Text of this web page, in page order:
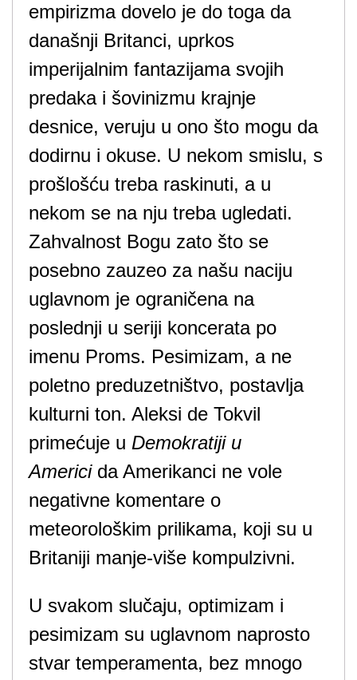
empirizma dovelo je do toga da
današnji Britanci, uprkos
imperijalnim fantazijama svojih
predaka i šovinizmu krajnje
desnice, veruju u ono što mogu da
dodirnu i okuse. U nekom smislu, s
prošlošću treba raskinuti, a u
nekom se na nju treba ugledati.
Zahvalnost Bogu zato što se
posebno zauzeo za našu naciju
uglavnom je ograničena na
poslednji u seriji koncerata po
imenu Proms. Pesimizam, a ne
poletno preduzetništvo, postavlja
kulturni ton. Aleksi de Tokvil
primećuje u Demokratiji u
Americida Amerikanci ne vole
negativne komentare o
meteorološkim prilikama, koji su u
Britaniji manje-više kompulzivni.
U svakom slučaju, optimizam i
pesimizam su uglavnom naprosto
stvar temperamenta, bez mnogo